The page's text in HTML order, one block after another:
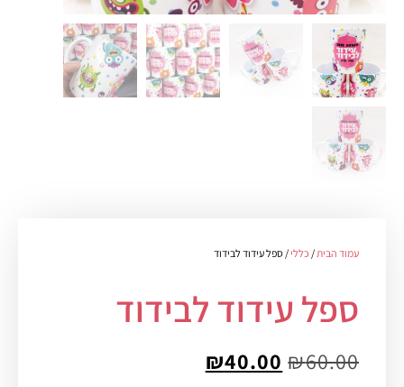
עמוד הבית / כללי / ספל עידוד לבידוד
ספל עידוד לבידוד
₪60.00
₪40.00